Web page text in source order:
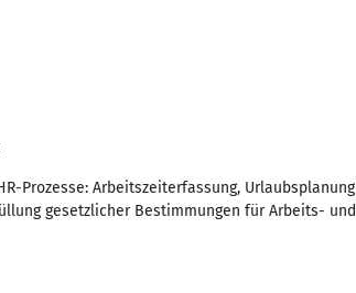
Prozesse: Arbeitszeiterfassung, Urlaubsplanung
gesetzlicher Bestimmungen für Arbeits- und